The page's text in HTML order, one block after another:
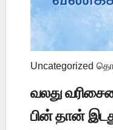
Uncategorized
வலது
பின் தான்